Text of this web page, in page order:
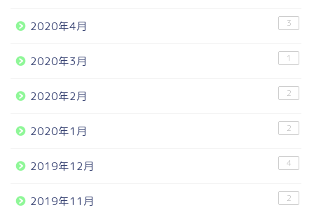
2020年4月 3
2020年3月 1
2020年2月 2
2020年1月 2
2019年12月 4
2019年11月 2